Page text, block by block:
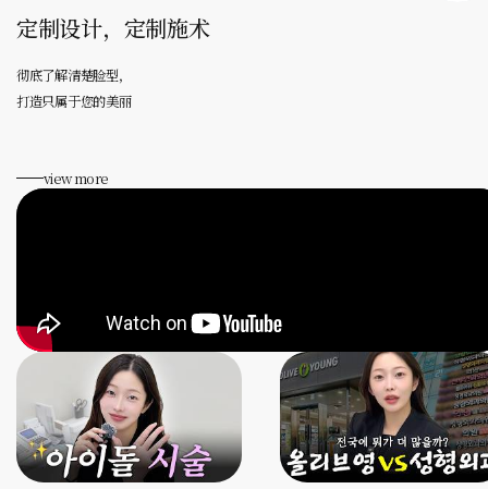
定制设计，定制施术
彻底了解清楚脸型，
打造只属于您的美丽
view more